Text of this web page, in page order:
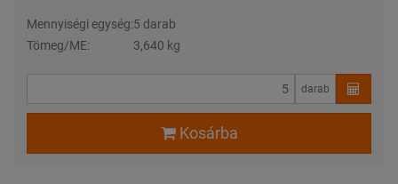
Mennyiségi egység:5 darab
Tömeg/ME:
3,640 kg
darab
Kosárba